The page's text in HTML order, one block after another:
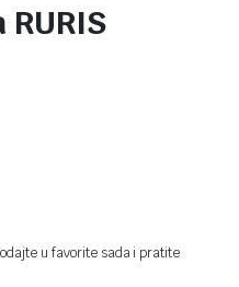
u favorite sada i pratite